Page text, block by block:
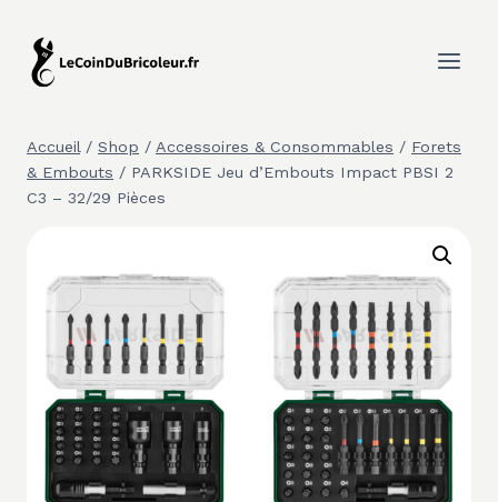
contenu
Accueil / Shop / Accessoires & Consommables / Forets
& Embouts / PARKSIDE Jeu d’Embouts Impact PBSI 2
C3 – 32/29 Pièces